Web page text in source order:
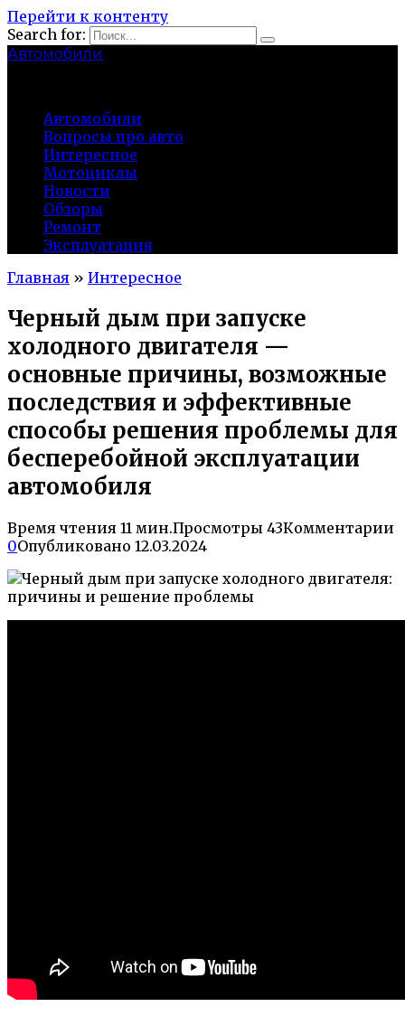
Перейти к контенту
Search for:
Автомобили
Автомобили
Вопросы про авто
Интересное
Мотоциклы
Новости
Обзоры
Ремонт
Эксплуатация
Главная » Интересное
Черный дым при запуске
холодного двигателя —
основные причины, возможные
последствия и эффективные
способы решения проблемы для
бесперебойной эксплуатации
автомобиля
Время чтения 11 мин.Просмотры 43Комментарии
0Опубликовано 12.03.2024